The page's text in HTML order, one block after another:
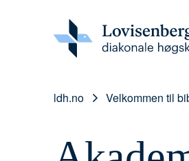
ldh.no Velkommen til